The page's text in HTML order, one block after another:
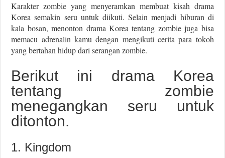
Karakter zombie yang menyeramkan membuat kisah drama
Korea semakin seru untuk diikuti. Selain menjadi hiburan di
kala bosan, menonton drama Korea tentang zombie juga bisa
memacu adrenalin kamu dengan mengikuti cerita para tokoh
yang bertahan hidup dari serangan zombie.
Berikut ini drama Korea
tentang zombie
menegangkan seru untuk
ditonton.
1. Kingdom